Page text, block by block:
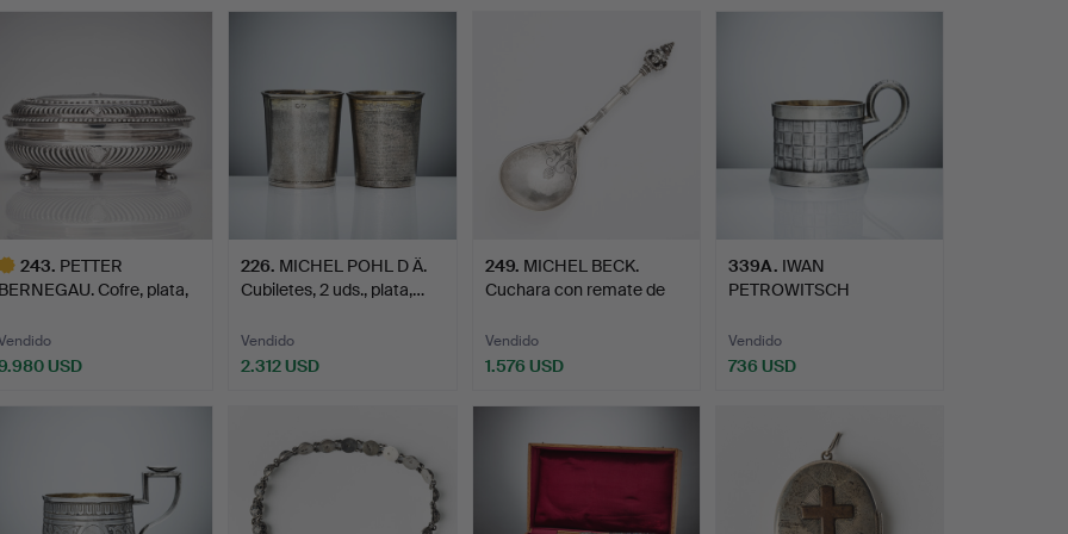
243. PETTER
Cofre, plata,
USD
226. MICHEL POHL D Ä.
Cubiletes, 2 uds., plata,…
Vendido
2.312 USD
249. MICHEL BECK.
Cuchara con remate de
Vendido
1.576 USD
339A. IWAN
PETROWITSCH
Portavasos, p…
Vendido
736 USD